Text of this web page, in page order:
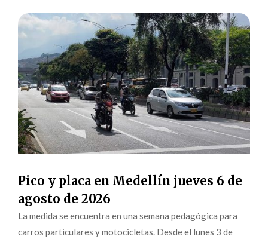
Pico y placa en Medellín jueves 6 de
agosto de 2026
La medida se encuentra en una semana pedagógica para
carros particulares y motocicletas. Desde el lunes 3 de